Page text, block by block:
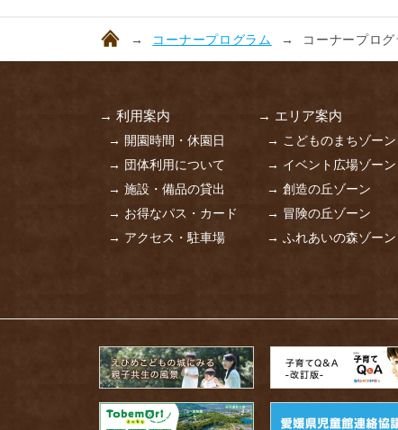
コーナープログラム コーナープロ
→ 利用案内
→ 開園時間・休園日
→ 団体利用について
→ 施設・備品の貸出
→ お得なパス・カード
→ アクセス・駐車場
→ エリア案内
→ こどものまちゾーン
→ イベント広場ゾーン
→ 創造の丘ゾーン
→ 冒険の丘ゾーン
→ ふれあいの森ゾーン